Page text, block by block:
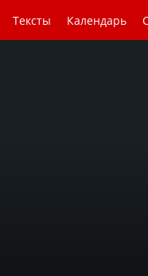
Тексты Календарь